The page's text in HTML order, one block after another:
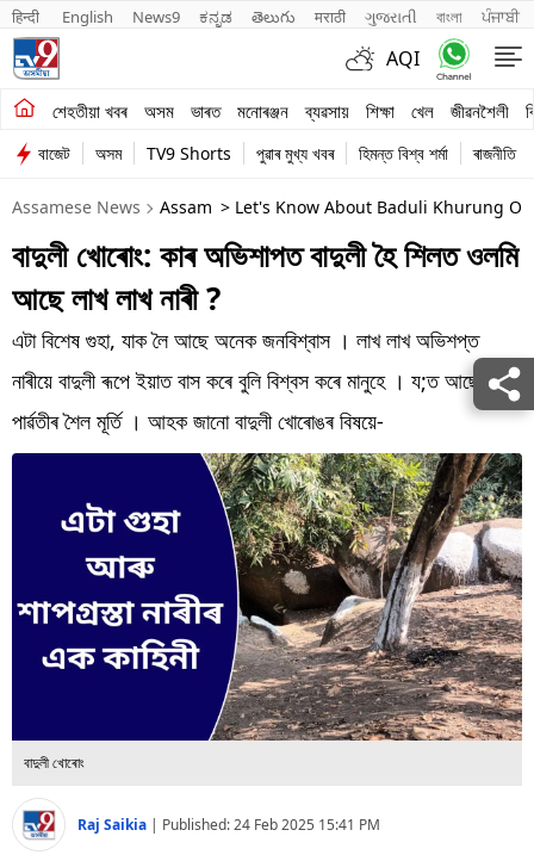
हिन्दी English News9 ಕನ್ನಡ తెలుగు मराठी ગુજરાતી বাংলা ਪੰਜਾਬੀ
AQI
শেহতীয়া খবৰ অসম ভাৰত মনোৰঞ্জন ব্যৱসায় শিক্ষা খেল জীৱনশৈলী
শেহতীয়া খবৰ
অসম
ভাৰত
মনোৰঞ্জন
ব্যৱসায়
শিক্ষা
খেল
প্ৰযুক্তি
Videos
বাজেট অসম TV9 Shorts পুৱাৰ মুখ্য খবৰ হিমন্ত বিশ্ব শৰ্মা ৰাজনীতি
Assamese News Assam > Let's Know About Baduli Khurung
বাদুলী খোৰোং: কাৰ অভিশাপত বাদুলী হৈ শিলত ওলমি
আছে লাখ লাখ নাৰী ?
এটা বিশেষ গুহা, যাক লৈ আছে অনেক জনবিশ্বাস । লাখ লাখ অভিশপ্ত
নাৰীয়ে বাদুলী ৰূপে ইয়াত বাস কৰে বুলি বিশ্বস কৰে মানুহে । য;ত আছে শিৱ-
পাৰ্ৱতীৰ শৈল মূৰ্তি । আহক জানো বাদুলী খোৰোঙৰ বিষয়ে-
বাদুলী খোৰোং
Raj Saikia | Published:24 Feb 2025 15:41 PM